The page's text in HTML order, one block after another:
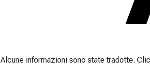
Alcune informazioni sono state tradotte.